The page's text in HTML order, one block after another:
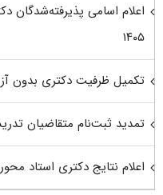
اعلام اسامی پذیرفته‌شدگان
۱۴۰۵
تکمیل ظرفیت دکتری بدون
تمدید ثبت‌نام متقاضیان تدریس
اعلام نتایج دکتری استاد محور